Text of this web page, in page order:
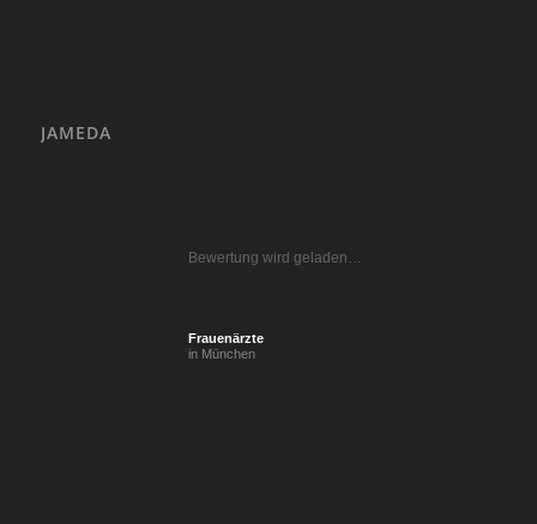
JAMEDA
Bewertung wird geladen…
Frauenärzte
in München